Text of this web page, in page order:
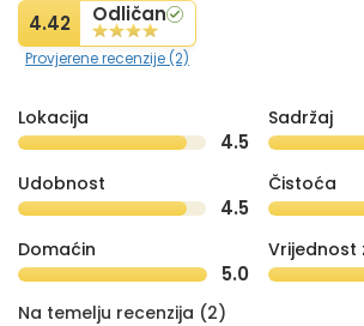
4.42 Odličan
Provjerene recenzije (2)
Lokacija
4.5
Sadržaj
Udobnost
4.5
Čistoća
Domaćin
5.0
Vrijednost
Na temelju recenzija (2)